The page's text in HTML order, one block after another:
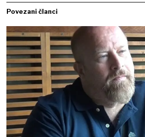
Povezani članci